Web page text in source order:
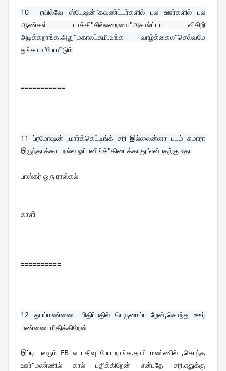
10 ரயில்வே ஸ்டேஷன்"கவுண்ட்டர்களில் பல ஊர்களில் பல
ஆண்கள் பாக்கி"சில்லறையை"அசால்ட்டா விசிறி
அடிக்கறாங்க.அது"மகாலட்சுமி.உங்க வாழ்க்கைல"செல்வமே
தங்காம"போயிடும்
===========
11 ப்ரமோஷன் ,மார்க்கெட்டிங்க் சரி இல்லைன்னா படம் சுமாரா
இருந்தாக்கூட நல்ல ஓப்பனிங்க்"கிடைக்காது"என்பதற்கு உதா
பாஸ்கர் ஒரு ராஸ்கல்
காளி
==========
12 தாய்மண்ணை மிதிப்பதில் பெருமைப்படறேன்,சொந்த ஊர்
மண்ணை மிதிக்கிறேன்
இப்டி பலரும் FB ல பதிவு போடறாங்க.தாய் மண்ணில் ,சொந்த
ஊர்"மண்ணில் கால் பதிக்கிறேன் என்பதே சரி.எதுக்கு